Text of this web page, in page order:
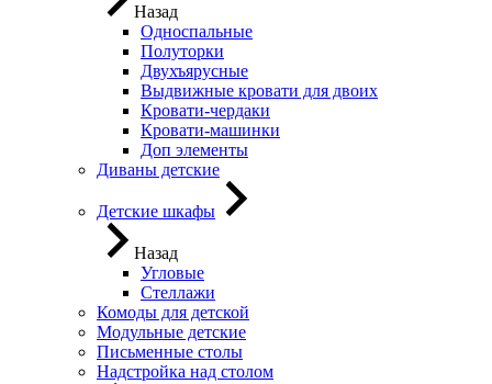
Назад
Односпальные
Полуторки
Двухъярусные
Выдвижные кровати для двоих
Кровати-чердаки
Кровати-машинки
Доп элементы
Диваны детские
Детские шкафы
Назад
Угловые
Стеллажи
Комоды для детской
Модульные детские
Письменные столы
Надстройка над столом